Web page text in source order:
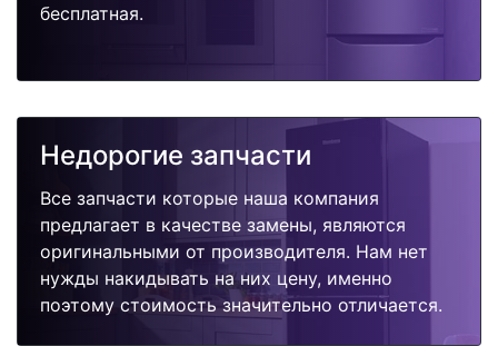
бесплатная.
Недорогие запчасти
Все запчасти которые наша компания
предлагает в качестве замены, являются
оригинальными от производителя. Нам нет
нужды накидывать на них цену, именно
поэтому стоимость значительно отличается.